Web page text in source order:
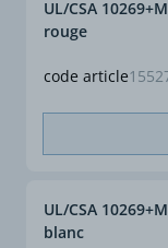
code article
UL/CSA
rouge
UL/CSA
blanc